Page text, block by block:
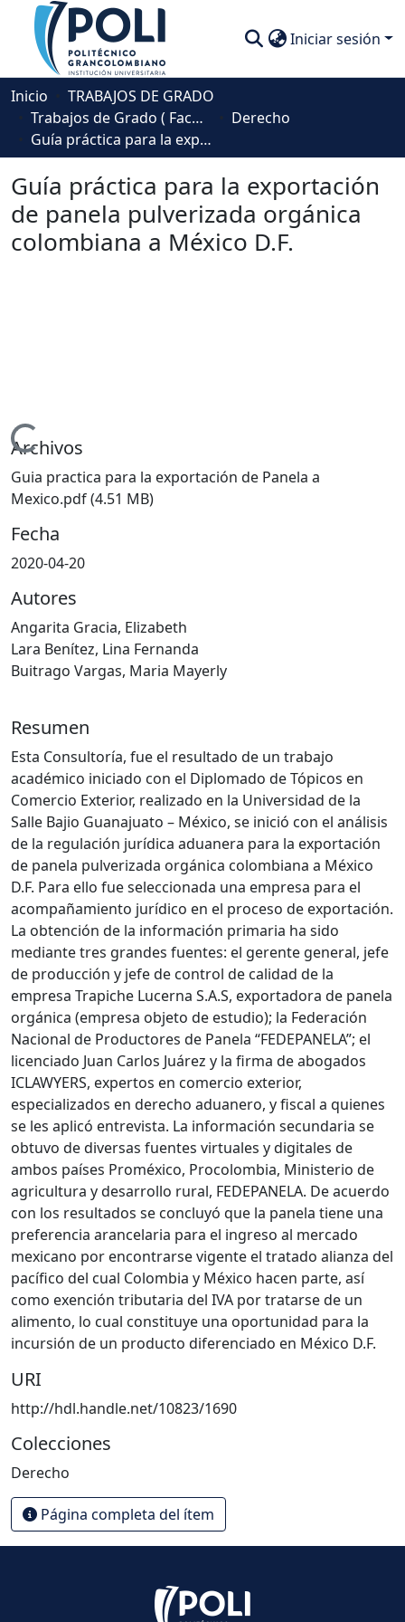
Iniciar sesión
Comunidades
Descubre
Inicio
TRABAJOS DE GRADO
Trabajos de Grado ( Facultad de Sociedad, Cultura y Creatividad)
Derecho
Guía práctica para la exportación de panela pulverizada orgánica colombiana a México D.F.
Guía práctica para la exportación
de panela pulverizada orgánica
colombiana a México D.F.
Cargando...
Archivos
Guia practica para la exportación de Panela a
Mexico.pdf(4.51 MB)
Fecha
2020-04-20
Autores
Angarita Gracia, Elizabeth
Lara Benítez, Lina Fernanda
Buitrago Vargas, Maria Mayerly
Resumen
Esta Consultoría, fue el resultado de un trabajo
académico iniciado con el Diplomado de Tópicos en
Comercio Exterior, realizado en la Universidad de la
Salle Bajio Guanajuato – México, se inició con el análisis
de la regulación jurídica aduanera para la exportación
de panela pulverizada orgánica colombiana a México
D.F. Para ello fue seleccionada una empresa para el
acompañamiento jurídico en el proceso de exportación.
La obtención de la información primaria ha sido
mediante tres grandes fuentes: el gerente general, jefe
de producción y jefe de control de calidad de la
empresa Trapiche Lucerna S.A.S, exportadora de panela
orgánica (empresa objeto de estudio); la Federación
Nacional de Productores de Panela “FEDEPANELA”; el
licenciado Juan Carlos Juárez y la firma de abogados
ICLAWYERS, expertos en comercio exterior,
especializados en derecho aduanero, y fiscal a quienes
se les aplicó entrevista. La información secundaria se
obtuvo de diversas fuentes virtuales y digitales de
ambos países Proméxico, Procolombia, Ministerio de
agricultura y desarrollo rural, FEDEPANELA. De acuerdo
con los resultados se concluyó que la panela tiene una
preferencia arancelaria para el ingreso al mercado
mexicano por encontrarse vigente el tratado alianza del
pacífico del cual Colombia y México hacen parte, así
como exención tributaria del IVA por tratarse de un
alimento, lo cual constituye una oportunidad para la
incursión de un producto diferenciado en México D.F.
URI
http://hdl.handle.net/10823/1690
Colecciones
Derecho
Página completa del ítem